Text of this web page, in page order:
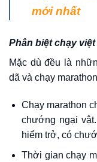
mới nhất
Phân biệt chạy
Mặc dù đều là
dã và chạy
Chạy marathon
chướng ngại
hiểm trở, có
Thời gian chạy